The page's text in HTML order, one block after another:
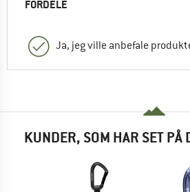
FORDELE
Ja, jeg ville anbefale
KUNDER, SOM HAR SET PÅ